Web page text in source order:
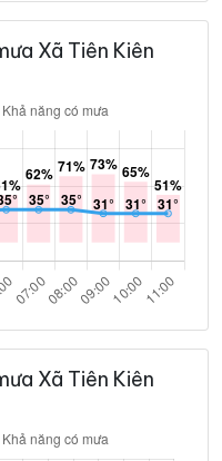
Xã Tiên Kiên
Xã Tiên Kiên